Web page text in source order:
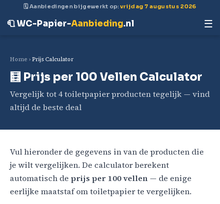
🗓 Aanbiedingen bijgewerkt op:vrijdag 7 augustus 2026
🧻 WC-Papier-Aanbieding.nl ☰
Home ›Prijs Calculator
🧮 Prijs per 100 Vellen Calculator
Vergelijk tot 4 toiletpapier producten tegelijk — vind
altijd de beste deal
Vul hieronder de gegevens in van de producten die
je wilt vergelijken. De calculator berekent
automatisch de prijs per 100 vellen — de enige
eerlijke maatstaf om toiletpapier te vergelijken.